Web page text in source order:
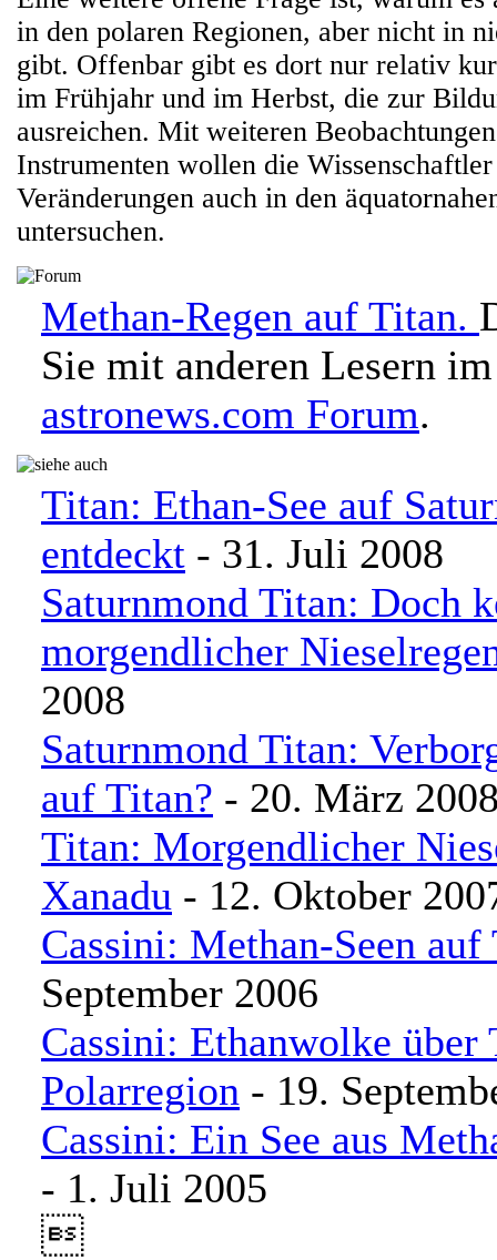
in den polaren Regionen, aber nicht in
gibt. Offenbar gibt es dort nur relativ
im Frühjahr und im Herbst, die zur
ausreichen. Mit weiteren
Instrumenten wollen die
Veränderungen auch in den
untersuchen.
Methan-Regen auf Titan.
Sie mit anderen Lesern im
astronews.com Forum.
Titan: Ethan-See auf
entdeckt - 31. Juli 2008
Saturnmond Titan: Doch
morgendlicher
2008
Saturnmond Titan:
auf Titan? - 20. März
Titan: Morgendlicher
Xanadu - 12. Oktober
Cassini: Methan-Seen auf
September 2006
Cassini: Ethanwolke über
Polarregion - 19.
Cassini: Ein See aus
- 1. Juli 2005
